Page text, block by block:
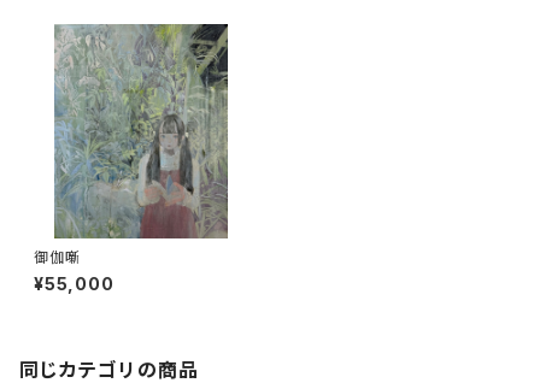
御伽噺
¥55,000
同じカテゴリの商品